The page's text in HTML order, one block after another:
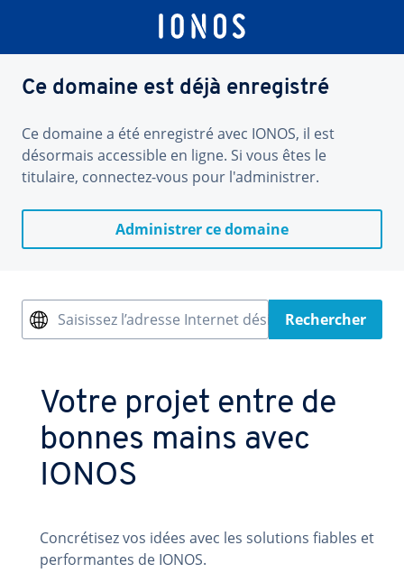
Ce domaine est déjà enregistré
Ce domaine a été enregistré avec IONOS, il est
désormais accessible en ligne. Si vous êtes le
titulaire, connectez-vous pour l'administrer.
Administrer ce domaine
Saisissez l’adresse Internet désiréeRechercher
Votre projet entre de
bonnes mains avec
IONOS
Concrétisez vos idées avec les solutions fiables et
performantes de IONOS.